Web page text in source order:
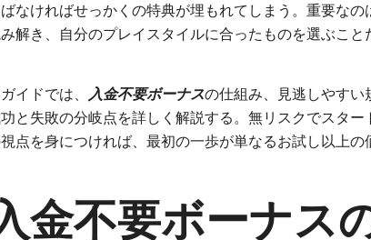
なければせっかくの特典が埋もれてしまう。重要なの
解き、自分のプレイスタイルに合ったものを選ぶこと
イドでは、 入金不要ボーナスの仕組み、見逃しやすい
と失敗の分岐点を詳しく解説する。無リスクでスタ
点を身につければ、最初の一歩が単なるお試し以上の
金不要ボーナス